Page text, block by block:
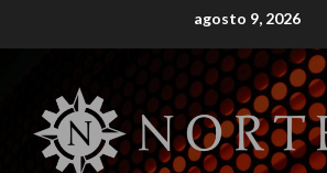
to
agosto 9, 2026